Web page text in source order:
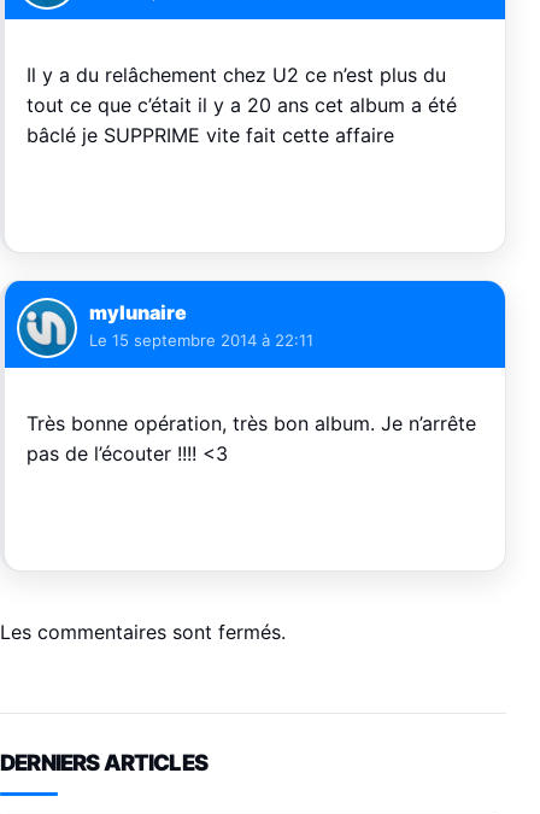
Il y a du relâchement chez U2 ce n’est plus du
tout ce que c’était il y a 20 ans cet album a été
bâclé je SUPPRIME vite fait cette affaire
mylunaire
Le 15 septembre 2014 à 22:11
Très bonne opération, très bon album. Je n’arrête
pas de l’écouter !!!! <3
Les commentaires sont fermés.
DERNIERS ARTICLES